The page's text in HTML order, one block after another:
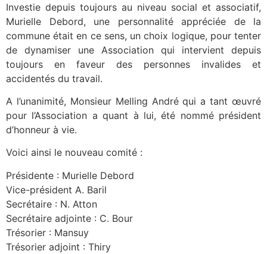
Investie depuis toujours au niveau social et associatif,
Murielle Debord, une personnalité appréciée de la
commune était en ce sens, un choix logique, pour tenter
de dynamiser une Association qui intervient depuis
toujours en faveur des personnes invalides et
accidentés du travail.
A l’unanimité, Monsieur Melling André qui a tant œuvré
pour l’Association a quant à lui, été nommé président
d’honneur à vie.
Voici ainsi le nouveau comité :
Présidente : Murielle Debord
Vice-président A. Baril
Secrétaire : N. Atton
Secrétaire adjointe : C. Bour
Trésorier : Mansuy
Trésorier adjoint : Thiry